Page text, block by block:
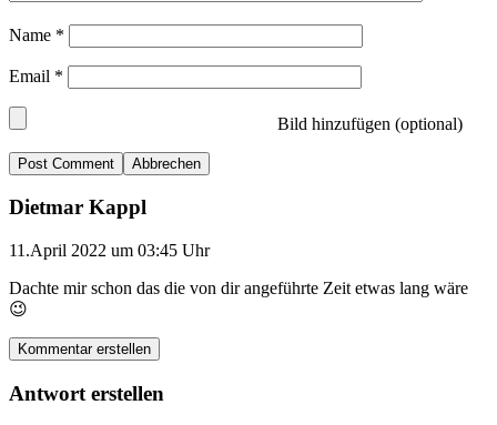
Name *
Email *
Bild hinzufügen (optional)
Abbrechen
Dietmar Kappl
11.April 2022 um 03:45 Uhr
Dachte mir schon das die von dir angeführte Zeit etwas lang wäre
😉
Kommentar erstellen
Antwort erstellen